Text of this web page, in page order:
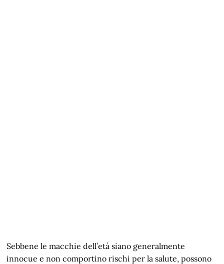
Sebbene le macchie dell’età siano generalmente
innocue e non comportino rischi per la salute, possono